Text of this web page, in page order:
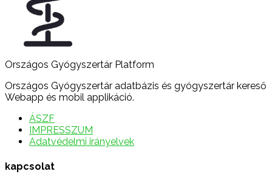
Országos Gyógyszertár Platform
Országos Gyógyszertár adatbázis és gyógyszertár kereső
Webapp és mobil applikáció.
ÁSZF
IMPRESSZUM
Adatvédelmi irányelvek
kapcsolat